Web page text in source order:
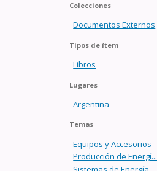
Colecciones
Documentos Externos
Tipos de ítem
Libros
Lugares
Argentina
Temas
Equipos y Accesorios
Producción de Energí...